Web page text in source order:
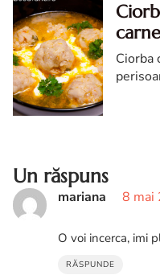
Ciorba
Un răspuns
mariana 8 mai
O voi incerca, imi
RĂSPUNDE